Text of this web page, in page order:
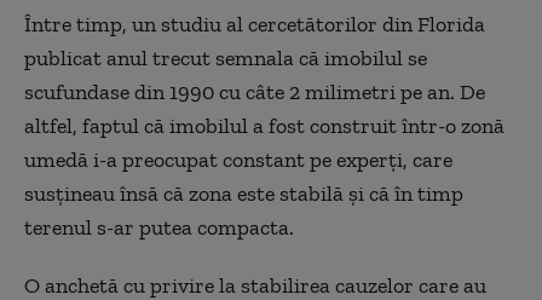
Între timp, un studiu al cercetătorilor din Florida
publicat anul trecut semnala că imobilul se
scufundase din 1990 cu câte 2 milimetri pe an. De
altfel, faptul că imobilul a fost construit într-o zonă
umedă i-a preocupat constant pe experți, care
susțineau însă că zona este stabilă și că în timp
terenul s-ar putea compacta.
O anchetă cu privire la stabilirea cauzelor care au